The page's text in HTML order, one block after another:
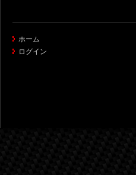
ホーム
ログイン